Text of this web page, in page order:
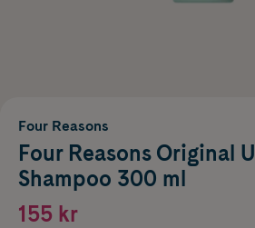
Four Reasons
Four Reasons Original
Shampoo 300 ml
155 kr